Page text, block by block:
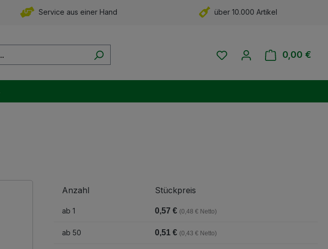
Service aus einer Hand über 10.000 Artikel
Du hast 0 Produkte auf
0,00 €
Anzahl Stückpreis
ab 1 0,57 € (0,48 € Netto)
ab 50 0,51 € (0,43 € Netto)